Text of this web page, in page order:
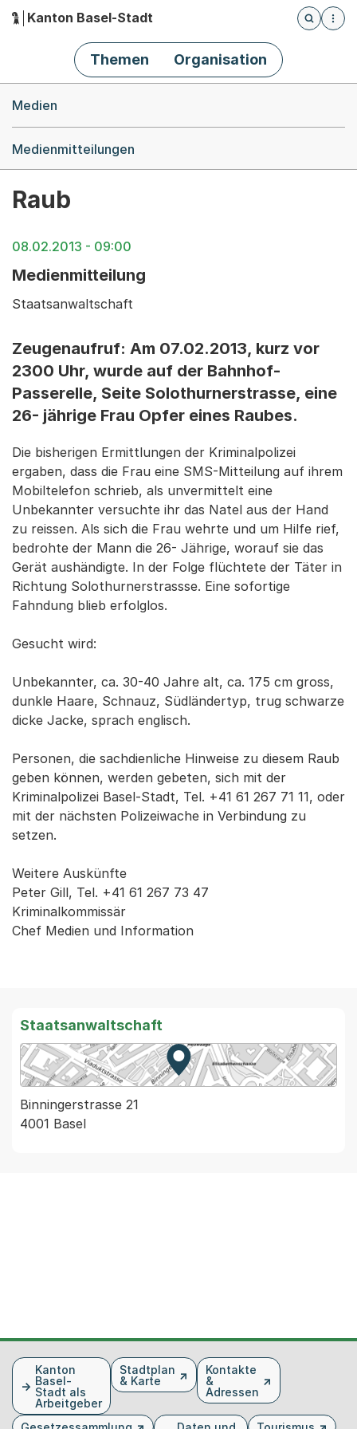
Hauptnavigation
Kanton Basel-Stadt
Öffnet
Themen Organisation
Medien
Medienmitteilungen
Raub
08.02.2013 - 09:00
Medienmitteilung
Staatsanwaltschaft
Zeugenaufruf: Am 07.02.2013, kurz vor
2300 Uhr, wurde auf der Bahnhof-
Passerelle, Seite Solothurnerstrasse, eine
26- jährige Frau Opfer eines Raubes.
Die bisherigen Ermittlungen der Kriminalpolizei
ergaben, dass die Frau eine SMS-Mitteilung auf ihrem
Mobiltelefon schrieb, als unvermittelt eine
Unbekannter versuchte ihr das Natel aus der Hand
zu reissen. Als sich die Frau wehrte und um Hilfe rief,
bedrohte der Mann die 26- Jährige, worauf sie das
Gerät aushändigte. In der Folge flüchtete der Täter in
Richtung Solothurnerstrassse. Eine sofortige
Fahndung blieb erfolglos.
Gesucht wird:
Unbekannter, ca. 30-40 Jahre alt, ca. 175 cm gross,
dunkle Haare, Schnauz, Südländertyp, trug schwarze
dicke Jacke, sprach englisch.
Personen, die sachdienliche Hinweise zu diesem Raub
geben können, werden gebeten, sich mit der
Kriminalpolizei Basel-Stadt, Tel. +41 61 267 71 11, oder
mit der nächsten Polizeiwache in Verbindung zu
setzen.
Weitere Auskünfte
Peter Gill, Tel. +41 61 267 73 47
Kriminalkommissär
Chef Medien und Information
Staatsanwaltschaft
Zur Karte von MapBS.
Externer Link, wird in einem
Binningerstrasse 21
4001 Basel
FusszeileKanton
Basel-
Stadt als
Arbeitgeber
Stadtplan
& Karte
Kontakte
&
Adressen